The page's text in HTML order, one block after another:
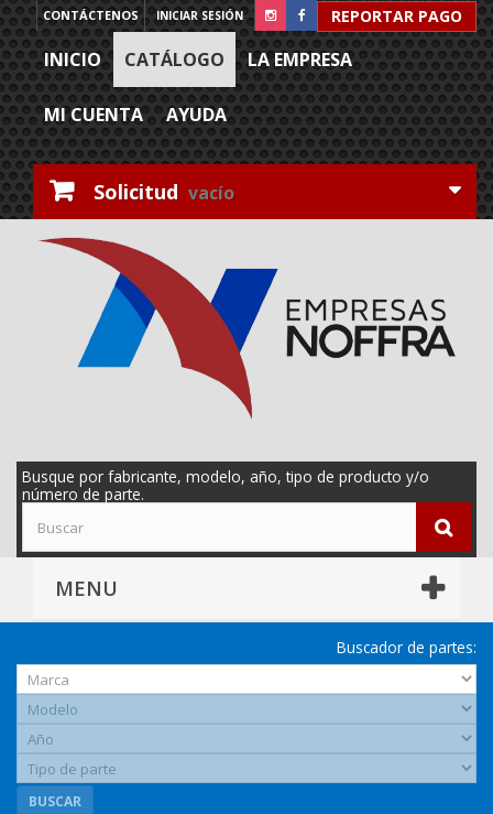
REPORTAR PAGO
INICIAR SESIÓN
CONTÁCTENOS
INICIO CATÁLOGO LA EMPRESA
MI CUENTA AYUDA
Solicitud vacío
Busque por fabricante, modelo, año, tipo de producto y/o
número de parte.
MENU
Buscador de partes:
BUSCAR